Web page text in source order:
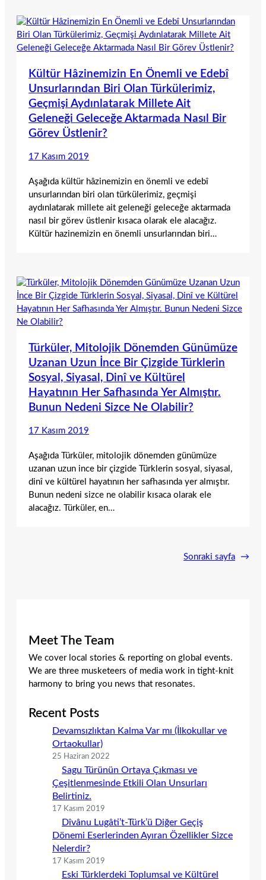
Kültür Hâzinemizin En Önemli ve Edebî
Unsurlarından Biri Olan Türkülerimiz,
Geçmişi Aydınlatarak Millete Ait
Geleneği Geleceğe Aktarmada Nasıl Bir
Görev Üstlenir?
17 Kasım 2019
Aşağıda kültür hâzinemizin en önemli ve edebî
unsurlarından biri olan türkülerimiz, geçmişi
aydınlatarak millete ait geleneği geleceğe aktarmada
nasıl bir görev üstlenir kısaca olarak ele alacağız.
Kültür hazinemizin en önemli unsurlarından biri…
Türküler, Mitolojik Dönemden Günümüze
Uzanan Uzun İnce Bir Çizgide Türklerin
Sosyal, Siyasal, Dinî ve Kültürel
Hayatının Her Safhasında Yer Almıştır.
Bunun Nedeni Sizce Ne Olabilir?
17 Kasım 2019
Aşağıda Türküler, mitolojik dönemden günümüze
uzanan uzun ince bir çizgide Türklerin sosyal, siyasal,
dinî ve kültürel hayatının her safhasında yer almıştır.
Bunun nedeni sizce ne olabilir kısaca olarak ele
alacağız. Türküler, en…
Sonraki sayfa →
Meet The Team
We cover local stories & reporting on global events.
We are three musketeers of media work in tight-knit
harmony to bring you news that resonates.
Recent Posts
Devamsızlıktan Kalma Var mı (İlkokullar ve
Ortaokullar)
25 Haziran 2022
Sagu Türünün Ortaya Çıkması ve
Çeşitlenmesinde Etkili Olan Unsurları
Belirtiniz.
17 Kasım 2019
Dîvânu Lugâti’t-Türk’ü Diğer Geçiş
Dönemi Eserlerinden Ayıran Özellikler Sizce
Nelerdir?
17 Kasım 2019
Eski Türklerdeki Toplumsal ve Kültürel